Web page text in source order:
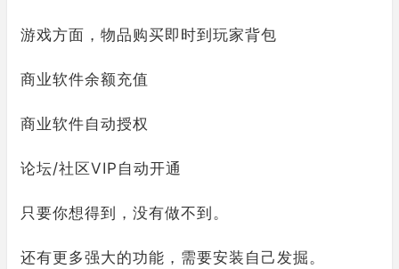
游戏方面，物品购买即时到玩家背包
商业软件余额充值
商业软件自动授权
论坛/社区VIP自动开通
只要你想得到，没有做不到。
还有更多强大的功能，需要安装自己发掘。